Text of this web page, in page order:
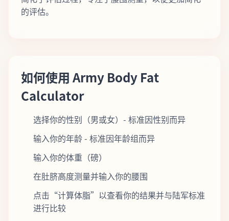
的评估。
如何使用 Army Body Fat
Calculator
选择你的性别（男或女）- 标准因性别而异
输入你的年龄 - 标准因年龄组而异
输入你的体重（磅）
在肚脐高度测量并输入你的腰围
点击“计算体脂”以查看你的结果并与陆军标准
进行比较